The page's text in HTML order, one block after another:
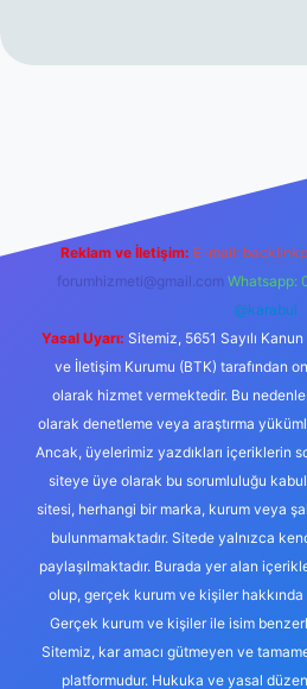
Reklam ve İletişim: E-mail:
forumhizmeti@gmail.com Whatsapp:
@karabul
Yasal Uyarı: Sitemiz, 5651 Sayılı
ve İletişim Kurumu (BTK) tarafından
olarak hizmet vermektedir. Bu
olarak denetleme veya araştırma
Ancak, üyelerimiz yazdıkları içeriklerin
siteye üye olarak bu sorumluluğu kabul
sitesi, herhangi bir marka, kurum veya
bulunmamaktadır. Sitede yalnızca
paylaşılmaktadır. Burada yer alan
olup, gerçek kurum ve kişiler hakkında
Gerçek kurum ve kişiler ile isim
Sitemiz, kar amacı gütmeyen ve
platformudur. Hukuka ve yasal